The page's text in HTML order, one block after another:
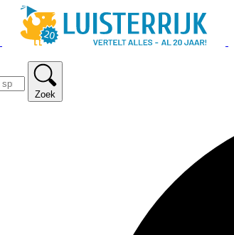
Zoek